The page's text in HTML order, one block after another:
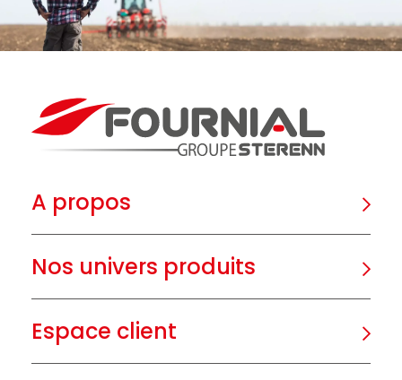
A propos
Nos univers produits
Espace client